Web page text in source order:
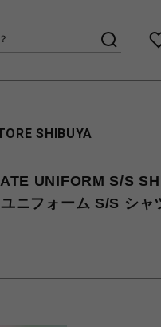
SHIBUYA
UNIFORM S/S
ニフォーム S/S シャ